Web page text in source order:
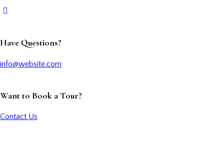
Have Questions?
info@website.com
Want to Book a Tour?
Contact Us